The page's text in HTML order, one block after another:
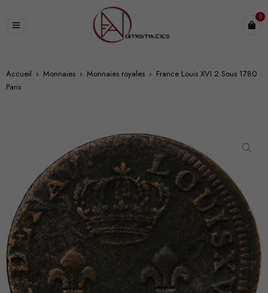
0
Accueil › Monnaies › Monnaies royales › France Louis XVI 2 Sous 1780
Paris